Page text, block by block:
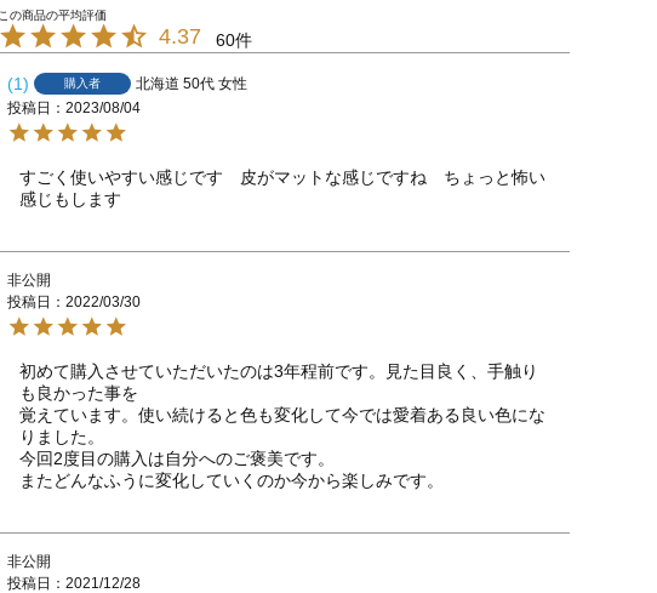
4.37 60
1 購入者 北海道 50代 女性
投稿日
2023/08/04
すごく使いやすい感じです　皮がマットな感じですね　ちょっと怖い
感じもします
非公開
投稿日
2022/03/30
初めて購入させていただいたのは3年程前です。見た目良く、手触り
も良かった事を
覚えています。使い続けると色も変化して今では愛着ある良い色にな
りました。
今回2度目の購入は自分へのご褒美です。
またどんなふうに変化していくのか今から楽しみです。
非公開
投稿日
2021/12/28